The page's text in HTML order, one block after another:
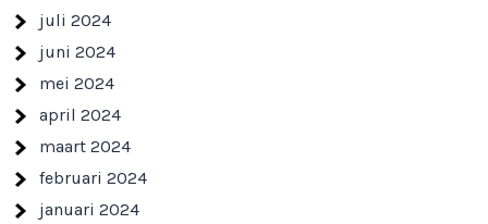
juli 2024
juni 2024
mei 2024
april 2024
maart 2024
februari 2024
januari 2024